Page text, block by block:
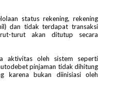
status rekening, rekening
dan tidak terdapat transaksi
turut akan ditutup secara
aktivitas oleh sistem seperti
pinjaman tidak dihitung
karena bukan diinisiasi oleh